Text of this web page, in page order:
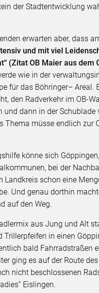
der Stadtentwicklung
erwarten aber, dass
und mit viel
(Zitat OB Maier aus dem
wie in der
für das Böhringer– Areal.
den Radverkehr im OB-
und dann in der Schublade
Thema müsse endlich zur
könne sich
bei der
Landkreis schon eine
Und genau dorthin
auf den Weg.
aus Jung und Alt
Trillerpfeifen in einen
bald Fahrradstraßen
ging es auf der Route
nicht beschlossenen
Eislingen.